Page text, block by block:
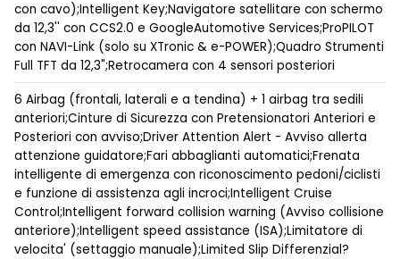
con cavo);Intelligent Key;Navigatore satellitare con schermo
da 12,3'' con CCS2.0 e GoogleAutomotive Services;ProPILOT
con NAVI-Link (solo su XTronic & e-POWER);Quadro Strumenti
Full TFT da 12,3";Retrocamera con 4 sensori posteriori
6 Airbag (frontali, laterali e a tendina) + 1 airbag tra sedili
anteriori;Cinture di Sicurezza con Pretensionatori Anteriori e
Posteriori con avviso;Driver Attention Alert - Avviso allerta
attenzione guidatore;Fari abbaglianti automatici;Frenata
intelligente di emergenza con riconoscimento pedoni/ciclisti
e funzione di assistenza agli incroci;Intelligent Cruise
Control;Intelligent forward collision warning (Avviso collisione
anteriore);Intelligent speed assistance (ISA);Limitatore di
velocita' (settaggio manuale);Limited Slip Differenzial?